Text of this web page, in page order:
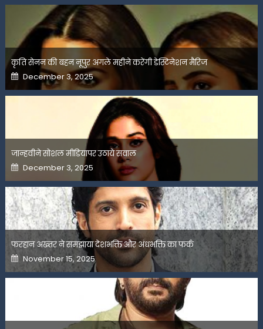
कृति सेनन की बहन नूपुर अगले महीने करेंगी डेस्टिनेशन मैरिज
Posted
on
December 3, 2025
जान्हवीने सोशल मीडियापर उठाये सवाल
Posted
on
December 3, 2025
फरहान अख्तर ने समझाया देशभक्ति और अंधभक्ति का फर्क
Posted
on
November 15, 2025